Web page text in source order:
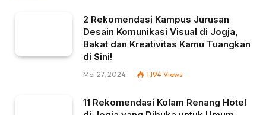
2 Rekomendasi Kampus Jurusan
Desain Komunikasi Visual di Jogja,
Bakat dan Kreativitas Kamu Tuangkan
di Sini!
Mei 27, 2024 1,194 Views
11 Rekomendasi Kolam Renang Hotel